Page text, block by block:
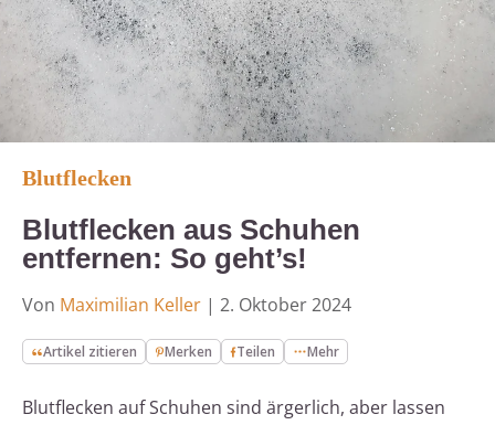
Blutflecken
Blutflecken aus Schuhen
entfernen: So geht’s!
Von Maximilian Keller | 2. Oktober 2024
Artikel zitieren Merken Teilen Mehr
Blutflecken auf Schuhen sind ärgerlich, aber lassen